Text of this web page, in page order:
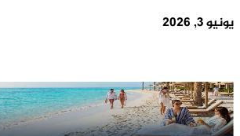
يونيو 3, 2026